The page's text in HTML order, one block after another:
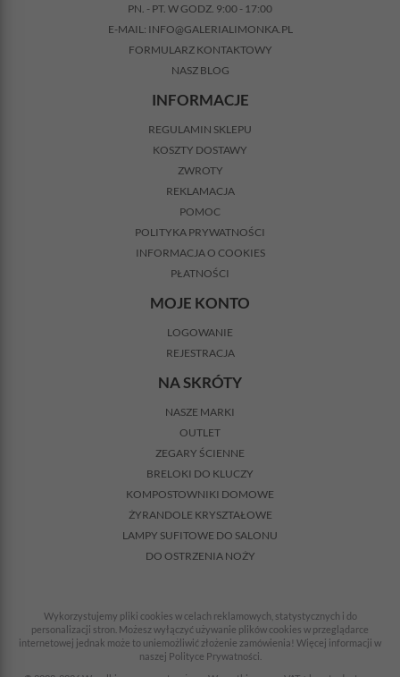
PN. - PT. W GODZ. 9:00 - 17:00
E-MAIL: INFO@GALERIALIMONKA.PL
FORMULARZ KONTAKTOWY
NASZ BLOG
INFORMACJE
REGULAMIN SKLEPU
KOSZTY DOSTAWY
ZWROTY
REKLAMACJA
POMOC
POLITYKA PRYWATNOŚCI
INFORMACJA O COOKIES
PŁATNOŚCI
MOJE KONTO
LOGOWANIE
REJESTRACJA
NA SKRÓTY
NASZE MARKI
OUTLET
ZEGARY ŚCIENNE
BRELOKI DO KLUCZY
KOMPOSTOWNIKI DOMOWE
ŻYRANDOLE KRYSZTAŁOWE
LAMPY SUFITOWE DO SALONU
DO OSTRZENIA NOŻY
Wykorzystujemy pliki cookies w celach reklamowych, statystycznych i do
personalizacji stron. Możesz wyłączyć używanie plików cookies w przeglądarce
internetowej jednak może to uniemożliwić złożenie zamówienia! Więcej informacji w
naszej Polityce Prywatności.